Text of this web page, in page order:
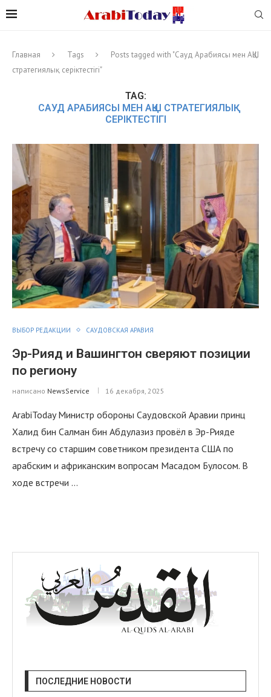
Главная Tags
Posts tagged with "Сауд Арабиясы мен АҚШ
стратегиялық серіктестігі"
TAG:
САУД АРАБИЯСЫ МЕН АҚШ СТРАТЕГИЯЛЫҚ
СЕРІКТЕСТІГІ
ВЫБОР РЕДАКЦИИ САУДОВСКАЯ АРАВИЯ
Эр-Рияд и Вашингтон сверяют позиции
по региону
написано NewsService 16 декабря, 2025
ArabiToday Министр обороны Саудовской Аравии принц
Халид бин Салман бин Абдулазиз провёл в Эр-Рияде
встречу со старшим советником президента США по
арабским и африканским вопросам Масадом Булосом. В
ходе встречи …
ПОСЛЕДНИЕ НОВОСТИ